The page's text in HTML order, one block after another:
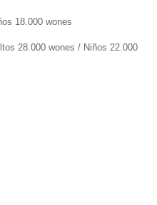
18.000 wones
28.000 wones / Niños 22.000